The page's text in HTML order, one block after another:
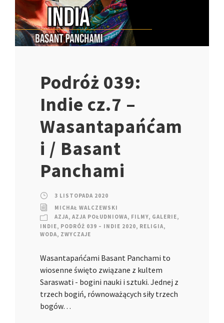
Podróż 039:
Indie cz.7 –
Wasantapańćam
i / Basant
Panchami
3 LISTOPADA 2020
MICHAŁ WALCZEWSKI
AZJA, AZJA POŁUDNIOWA, FILMY, GALERIE,
INDIE, PODRÓŻ 039 – INDIE 2020, RELIGIA,
WODA, ZWYCZAJE
Wasantapańćami Basant Panchami to
wiosenne święto związane z kultem
Saraswati - bogini nauki i sztuki. Jednej z
trzech bogiń, równoważących siły trzech
bogów…